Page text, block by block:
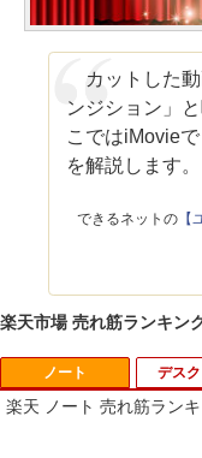
カットした動
ンジション」
こではiMovie
を解説します。
できるネットの【
楽天市場 売れ筋ランキン
ノート
楽天 ノート 売れ筋ラン
デス